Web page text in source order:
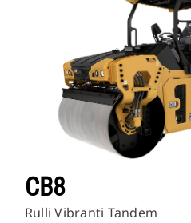
CB8
Rulli Vibranti Tandem